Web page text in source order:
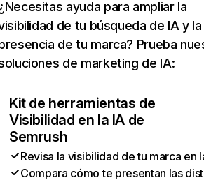
ayuda para ampliar la
de tu búsqueda de IA y la
de tu marca? Prueba
de marketing de IA:
Kit de herramientas de
Visibilidad en la IA de
Semrush
Revisa la visibilidad de tu marca en
Compara cómo te presentan las